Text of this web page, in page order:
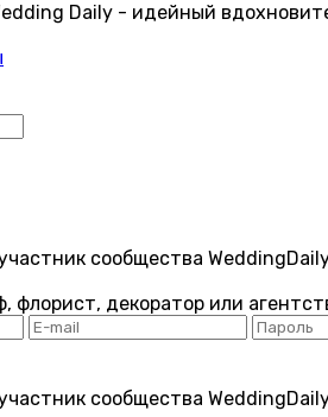
Daily - идейный
сообщества
флорист, декоратор или
сообщества